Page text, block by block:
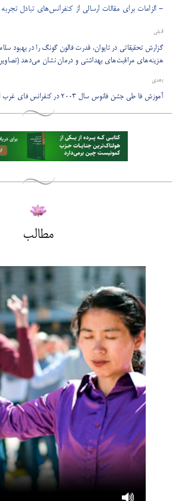
- الزامات برای مقالات ارسالی از کنفرانس‌های تبادل
قبلی
گزارش تحقیقاتی در تایوان، قدرت فالون گونگ را در بهبود
هزینه‌های مراقبت‌های بهداشتی و درمان نشان می‌دهد
بعدی
آموزش فا طی جشن فانوس سال ۲۰۰۳ در کنفرانس فای غرب ایالات متحده
مطالب